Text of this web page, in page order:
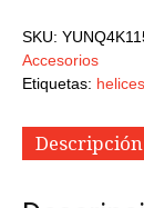
SKU:
Accesorios
Etiquetas: helices
Descripción